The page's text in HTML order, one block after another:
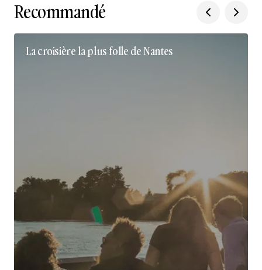
Recommandé
La croisière la plus folle de Nantes